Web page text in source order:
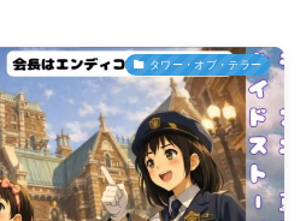
タワー・オブ・テラー